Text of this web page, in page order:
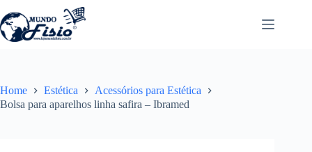
para
o
conteúdo
Home Estética
Acessórios para Estética
Bolsa para aparelhos linha safira – Ibramed